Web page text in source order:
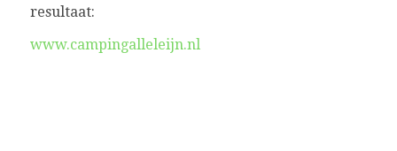
resultaat:
www.campingalleleijn.nl